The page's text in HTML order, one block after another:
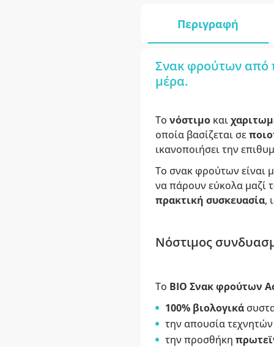
Περιγραφή
Σνακ φρούτων από
μέρα.
Το νόστιμο και
οποία βασίζεται σε
ικανοποιήσει την
Το σνακ φρούτων είναι
να πάρουν εύκολα μαζί
πρακτική συσκευασία,
Νόστιμος
Το ΒΙΟ Σνακ φρούτων
100% βιολογικά
την απουσία
την προσθήκη